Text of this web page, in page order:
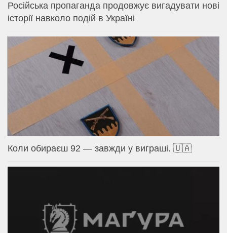
Російська пропаганда продовжує вигадувати нові
історії навколо подій в Україні
Коли обираєш 92 — завжди у виграші. 🇺🇦